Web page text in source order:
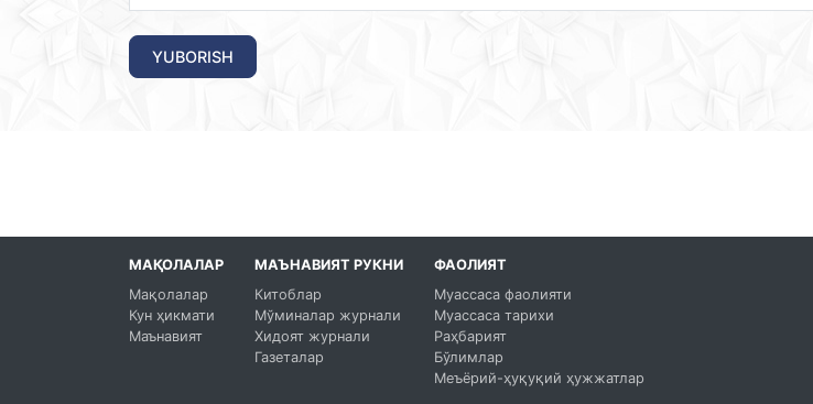
YUBORISH
МАҚОЛАЛАР
Мақолалар
Кун ҳикмати
Маънавият
МАЪНАВИЯТ РУКНИ
Китоблар
Мўминалар журнали
Хидоят журнали
Газеталар
ФАОЛИЯТ
Муассаса фаолияти
Муассаса тарихи
Раҳбарият
Бўлимлар
Меъёрий-ҳуқуқий ҳужжатлар